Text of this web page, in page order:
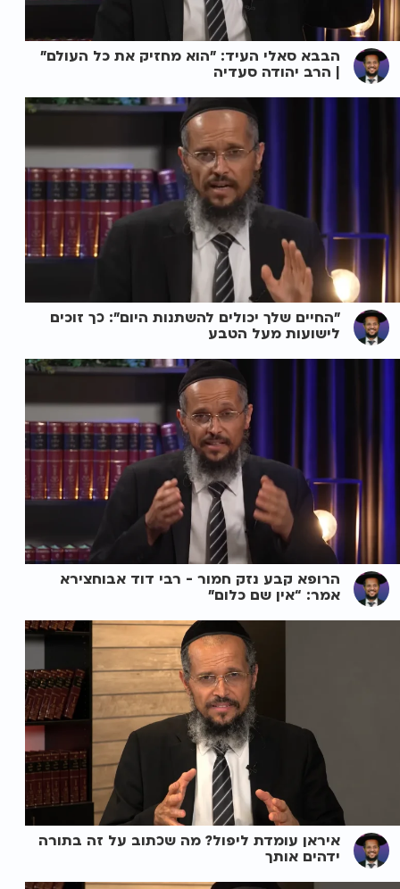
הבבא סאלי העיד: "הוא מחזיק את כל העולם"
| הרב יהודה סעדיה
"החיים שלך יכולים להשתנות היום": כך זוכים
לישועות מעל הטבע
הרופא קבע נזק חמור - רבי דוד אבוחצירא
אמר: “אין שם כלום”
איראן עומדת ליפול? מה שכתוב על זה בתורה
ידהים אותך